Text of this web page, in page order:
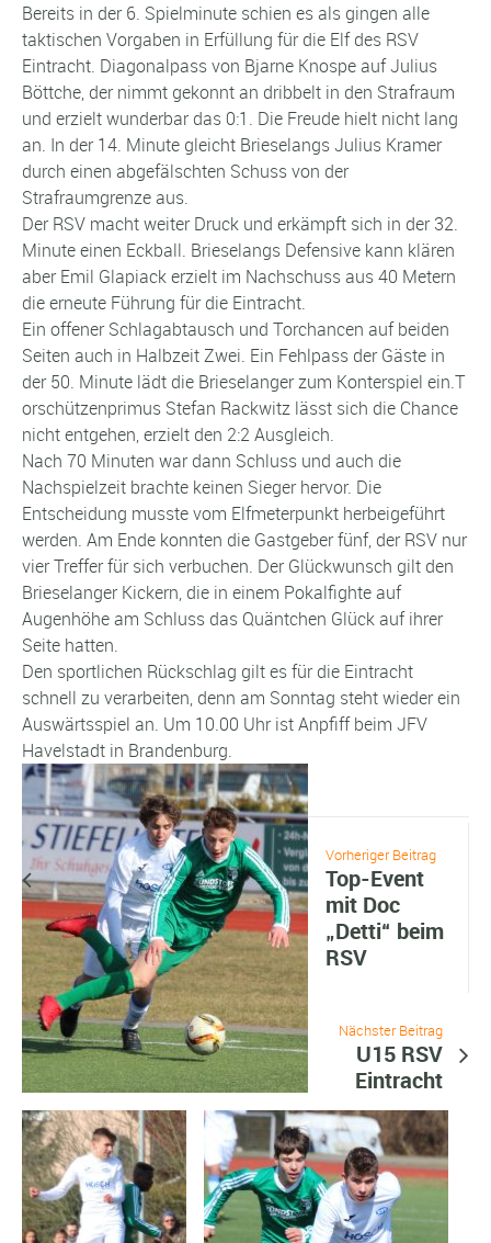
Bereits in der 6. Spielminute schien es als gingen alle
taktischen Vorgaben in Erfüllung für die Elf des RSV
Eintracht. Diagonalpass von Bjarne Knospe auf Julius
Böttche, der nimmt gekonnt an dribbelt in den Strafraum
und erzielt wunderbar das 0:1. Die Freude hielt nicht lang
an. In der 14. Minute gleicht Brieselangs Julius Kramer
durch einen abgefälschten Schuss von der
Strafraumgrenze aus.
Der RSV macht weiter Druck und erkämpft sich in der 32.
Minute einen Eckball. Brieselangs Defensive kann klären
aber Emil Glapiack erzielt im Nachschuss aus 40 Metern
die erneute Führung für die Eintracht.
Ein offener Schlagabtausch und Torchancen auf beiden
Seiten auch in Halbzeit Zwei. Ein Fehlpass der Gäste in
der 50. Minute lädt die Brieselanger zum Konterspiel ein.T
orschützenprimus Stefan Rackwitz lässt sich die Chance
nicht entgehen, erzielt den 2:2 Ausgleich.
Nach 70 Minuten war dann Schluss und auch die
Nachspielzeit brachte keinen Sieger hervor. Die
Entscheidung musste vom Elfmeterpunkt herbeigeführt
werden. Am Ende konnten die Gastgeber fünf, der RSV nur
vier Treffer für sich verbuchen. Der Glückwunsch gilt den
Brieselanger Kickern, die in einem Pokalfighte auf
Augenhöhe am Schluss das Quäntchen Glück auf ihrer
Seite hatten.
Den sportlichen Rückschlag gilt es für die Eintracht
schnell zu verarbeiten, denn am Sonntag steht wieder ein
Auswärtsspiel an. Um 10.00 Uhr ist Anpfiff beim JFV
Havelstadt in Brandenburg.
Vorheriger Beitrag
Top-Event
mit Doc
„Detti“ beim
RSV
Nächster Beitrag
U15 RSV
Eintracht